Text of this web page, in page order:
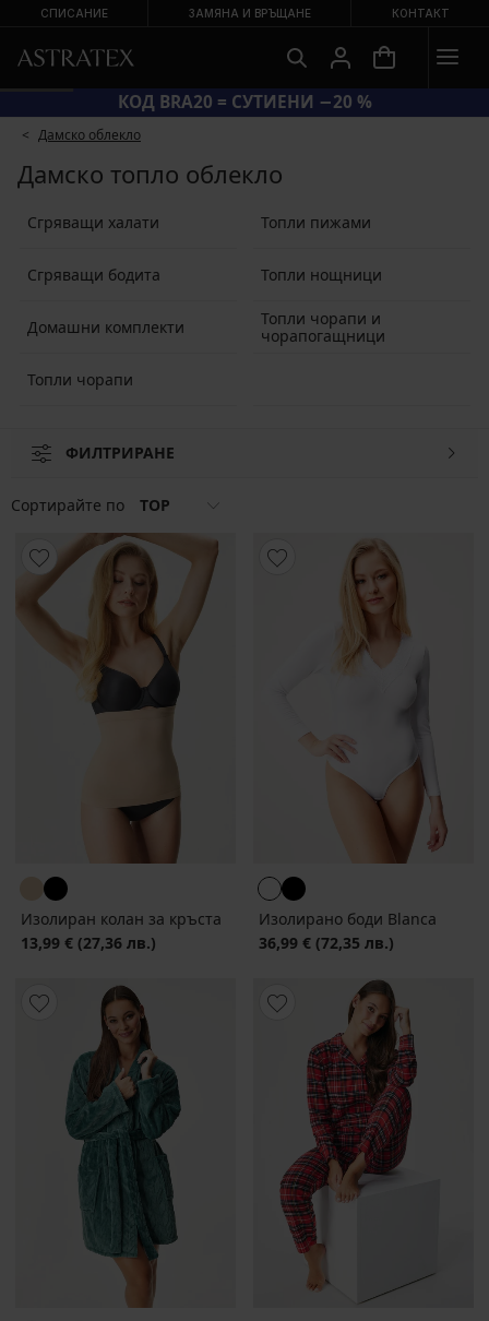
СПИСАНИЕ ЗАМЯНА И ВРЪЩАНЕ КОНТАКТ
КОД BRA20 = СУТИЕНИ −20 %
Дамско облекло
Дамско топло облекло
Сгряващи халати Топли пижами
Сгряващи бодита Топли нощници
Домашни комплекти
Топли чорапи и
чорапогащници
Топли чорапи
ФИЛТРИРАНЕ
Сортирайте по TOP
Изолиран колан за кръста
13,99 € (27,36 лв.)
Изолирано боди Blanca
36,99 € (72,35 лв.)